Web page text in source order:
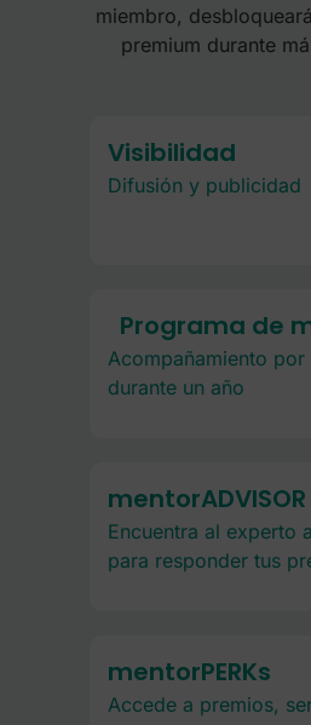
miembro,
premium durante
Visibilidad
Difusión y publicidad
Programa de
Acompañamiento por
durante un año
mentorADVISOR
Encuentra al experto
para responder tus
mentorPERKs
Accede a premios,